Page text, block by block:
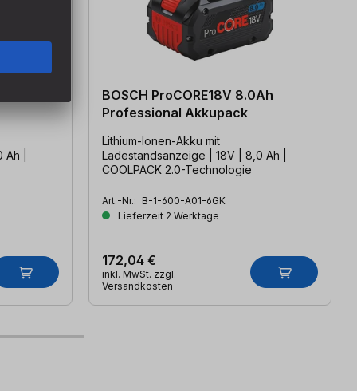
|
BOSCH ProCORE18V 8.0Ah
Professional Akkupack
Lithium-Ionen-Akku mit
Ladestandsanzeige | 18V | 8,0 Ah |
COOLPACK 2.0-Technologie
Art.-Nr.: B-1-600-A01-6GK
Lieferzeit 2 Werktage
172,04 €
inkl. MwSt. zzgl.
Versandkosten